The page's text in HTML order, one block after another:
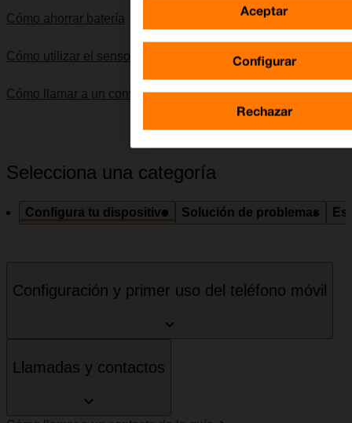
Cómo ahorrar batería
Cómo utilizar el sensor de identidad
Cómo llamar a un contacto de la guía
Selecciona una categoría
Configura tu dispositivo Solución de problemas
Configuración y primer uso del teléfono móvil
Llamadas y contactos
Configurar
Rechazar
Aceptar